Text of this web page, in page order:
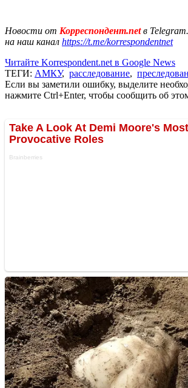
Новости от Корреспондент.netв
на наш канал https://t.me/korrespondentnet
Читайте Korrespondent.net в Google News
ТЕГИ: АМКУ, расследование,
Если вы заметили ошибку, выделите
нажмите Ctrl+Enter, чтобы сообщить об